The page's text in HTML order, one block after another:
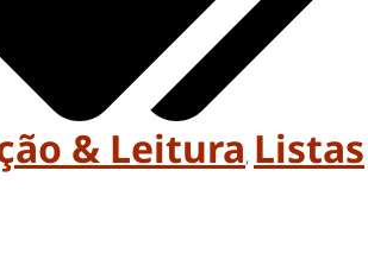
& Leitura, Listas